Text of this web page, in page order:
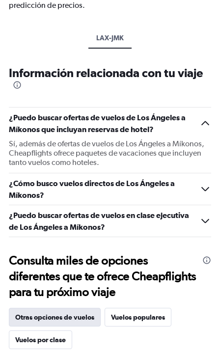
predicción de precios.
LAX-JMK
Información relacionada con tu viaje
¿Puedo buscar ofertas de vuelos de Los Ángeles a
Míkonos que incluyan reservas de hotel?
Sí, además de ofertas de vuelos de Los Ángeles a Míkonos,
Cheapflights ofrece paquetes de vacaciones que incluyen
tanto vuelos como hoteles.
¿Cómo busco vuelos directos de Los Ángeles a
Míkonos?
¿Puedo buscar ofertas de vuelos en clase ejecutiva
de Los Ángeles a Míkonos?
Consulta miles de opciones
diferentes que te ofrece Cheapflights
para tu próximo viaje
Otras opciones de vuelos Vuelos populares
Vuelos por clase